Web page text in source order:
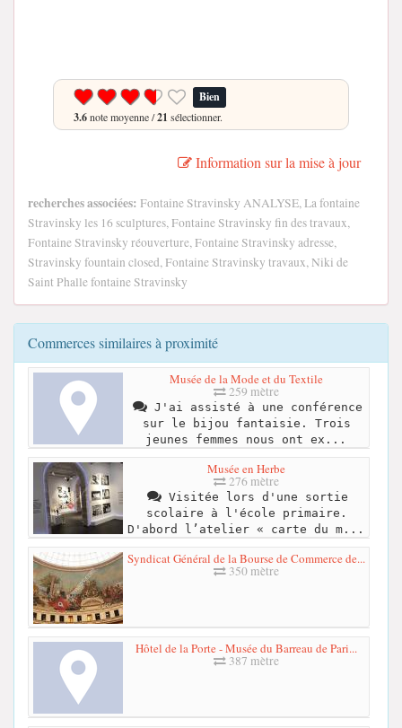
Bien
3.6note moyenne /21 sélectionner.
Information sur la mise à jour
recherches associées: Fontaine Stravinsky ANALYSE, La fontaine
Stravinsky les 16 sculptures, Fontaine Stravinsky fin des travaux,
Fontaine Stravinsky réouverture, Fontaine Stravinsky adresse,
Stravinsky fountain closed, Fontaine Stravinsky travaux, Niki de
Saint Phalle fontaine Stravinsky
Commerces similaires à proximité
Musée de la Mode et du Textile
259 mètre
J'ai assisté à une conférence
sur le bijou fantaisie. Trois
jeunes femmes nous ont ex...
Musée en Herbe
276 mètre
Visitée lors d'une sortie
scolaire à l'école primaire.
D'abord l’atelier « carte du m...
Syndicat Général de la Bourse de Commerce de...
350 mètre
Hôtel de la Porte - Musée du Barreau de Pari...
387 mètre